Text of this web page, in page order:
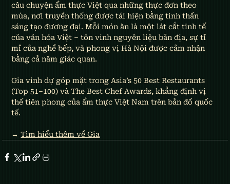
câu chuyện ẩm thực Việt qua những thực đơn theo
mùa, nơi truyền thống được tái hiện bằng tinh thần
sáng tạo đương đại. Mỗi món ăn là một lát cắt tinh tế
của văn hóa Việt – tôn vinh nguyên liệu bản địa, sự tỉ
mỉ của nghề bếp, và phong vị Hà Nội được cảm nhận
bằng cả năm giác quan.
Gia vinh dự góp mặt trong Asia’s 50 Best Restaurants
(Top 51–100) và The Best Chef Awards, khẳng định vị
thế tiên phong của ẩm thực Việt Nam trên bản đồ quốc
tế.
→ Tìm hiểu thêm về Gia